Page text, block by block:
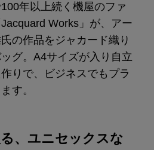
年以上続く機屋のファ
Works」が、アー
の作品をジャカード織り
グ。A4サイズが入り自立
りで、ビジネスでもプラ
す。
、ユニセックスな